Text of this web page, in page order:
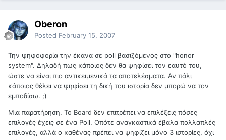
Oberon
Posted February 15, 2007
Την ψηφοφορία την έκανα σε poll βασιζόμενος στο "honor
system". Δηλαδή πως κάποιος δεν θα ψηφίσει τον εαυτό του,
ώστε να είναι πιο αντικειμενικά τα αποτελέσματα. Αν πάλι
κάποιος θέλει να ψηφίσει τη δική του ιστορία δεν μπορώ να τον
εμποδίσω. ;)
Μια παρατήρηση. Το Board δεν επιτρέπει να επιλέξεις πόσες
επιλογές έχεις σε ένα Poll. Οπότε αναγκαστικά έβαλα πολλαπλές
επιλογές, αλλά ο καθένας πρέπει να ψηφίζει μόνο 3 ιστορίες, όχι